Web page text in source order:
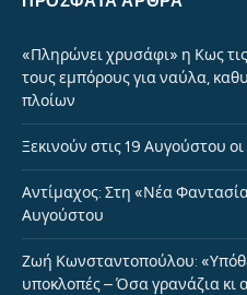
«Πληρώνει χρυσάφι» η Κως
τους εμπόρους για ναύλα,
πλοίων
Ξεκινούν στις 19 Αυγούστου
Αντίμαχος: Στη «Νέα
Αυγούστου
Ζωή Κωνσταντοπούλου:
υποκλοπές – Όσα γρανάζια κι